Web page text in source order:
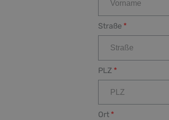
Straße
PLZ
Ort